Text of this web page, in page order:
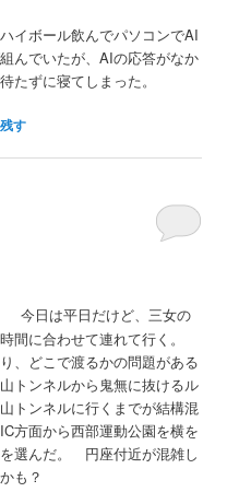
イボール飲んでパソコンでAI
んでいたが、AIの応答がなか
たずに寝てしまった。
す
今日は平日だけど、三女の
間に合わせて連れて行く。
、どこで渡るかの問題がある
トンネルから鬼無に抜けるル
トンネルに行くまでが結構混
方面から西部運動公園を横を
選んだ。 円座付近が混雑し
も？